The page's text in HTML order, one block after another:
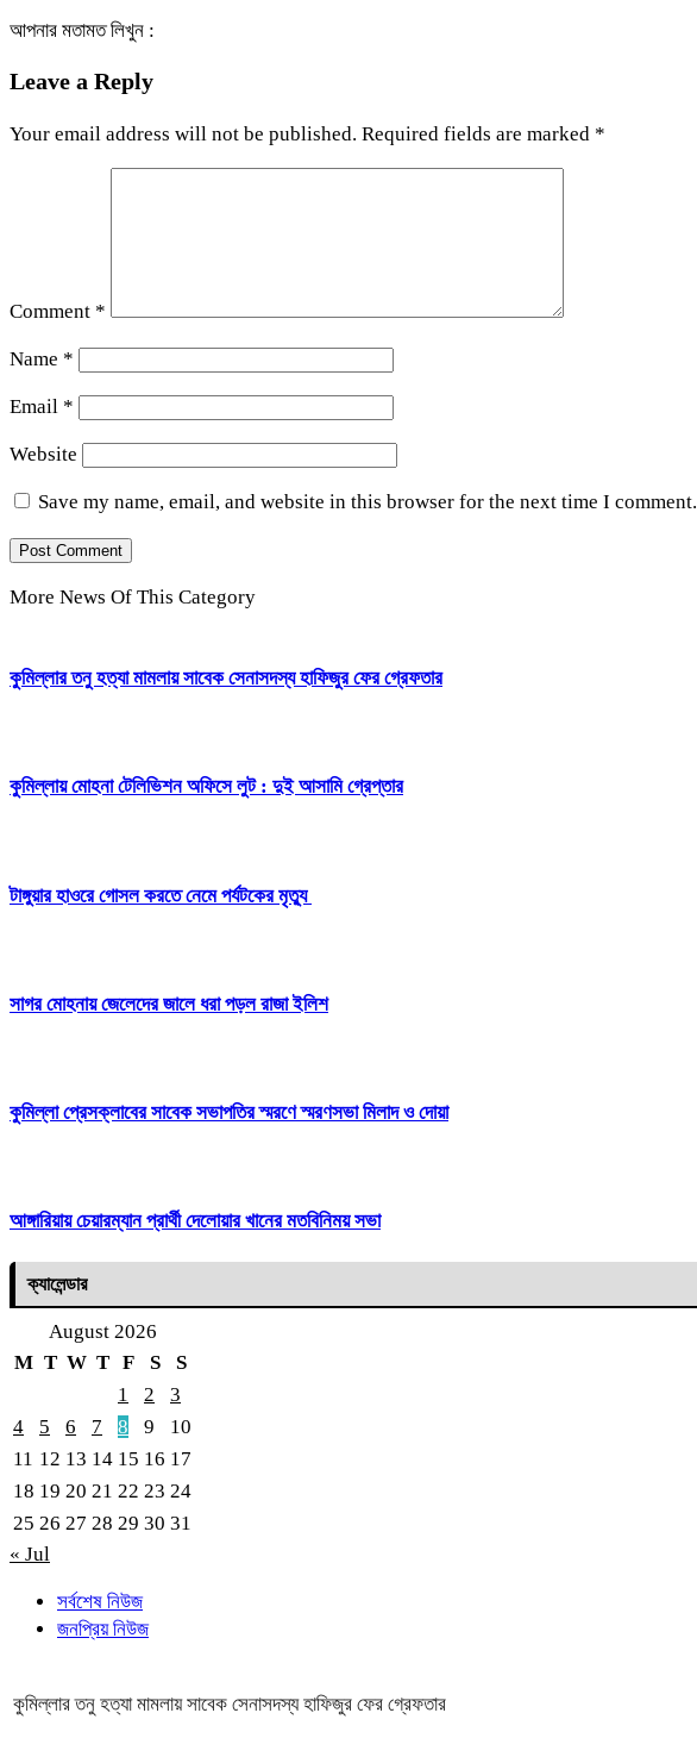
আপনার মতামত লিখুন :
Leave a Reply
Your email address will not be published. Required fields are marked *
Comment *
Name *
Email *
Website
Save my name, email, and website in this browser for the next time I comment.
More News Of This Category
কুমিল্লার তনু হত্যা মামলায় সাবেক সেনাসদস্য হাফিজুর ফের গ্রেফতার
কুমিল্লায় মোহনা টেলিভিশন অফিসে লুট : দুই আসামি গ্রেপ্তার
টাঙ্গুয়ার হাওরে গোসল করতে নেমে পর্যটকের মৃত্যু
সাগর মোহনায় জেলেদের জালে ধরা পড়ল রাজা ইলিশ
কুমিল্লা প্রেসক্লাবের সাবেক সভাপতির স্মরণে স্মরণসভা মিলাদ ও দোয়া
আঙ্গারিয়ায় চেয়ারম্যান প্রার্থী দেলোয়ার খানের মতবিনিময় সভা
ক্যালেন্ডার
August 2026
M T W T F S
S
1
2
3
4
5 6 7 8 9
10
11 12 13 14 15 16 17
18 19 20 21 22 23 24
25 26 27 28 29 30 31
« Jul
সর্বশেষ নিউজ
জনপ্রিয় নিউজ
কুমিল্লার তনু হত্যা মামলায় সাবেক সেনাসদস্য হাফিজুর ফের গ্রেফতার